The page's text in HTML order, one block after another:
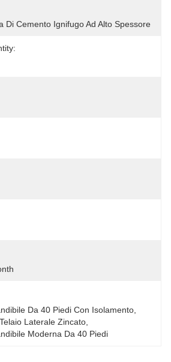
Di Cemento Ignifugo Ad Alto Spessore
Da 40 Piedi Con Isolamento
Laterale Zincato
Moderna Da 40 Piedi